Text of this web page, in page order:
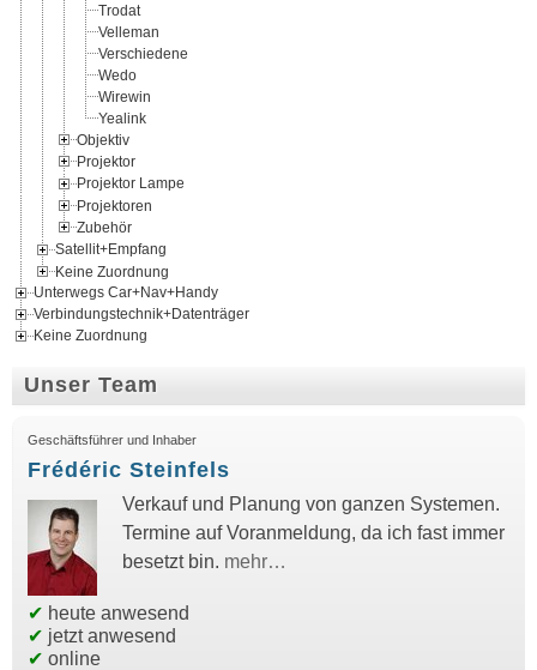
Trodat
Velleman
Verschiedene
Wedo
Wirewin
Yealink
Objektiv
Projektor
Projektor Lampe
Projektoren
Zubehör
Satellit+Empfang
Keine Zuordnung
Unterwegs Car+Nav+Handy
Verbindungstechnik+Datenträger
Keine Zuordnung
Unser Team
Geschäftsführer und Inhaber
Frédéric Steinfels
Verkauf und Planung von ganzen Systemen.
Termine auf Voranmeldung, da ich fast immer
besetzt bin. mehr…
✔ heute anwesend
✔ jetzt anwesend
✔ online